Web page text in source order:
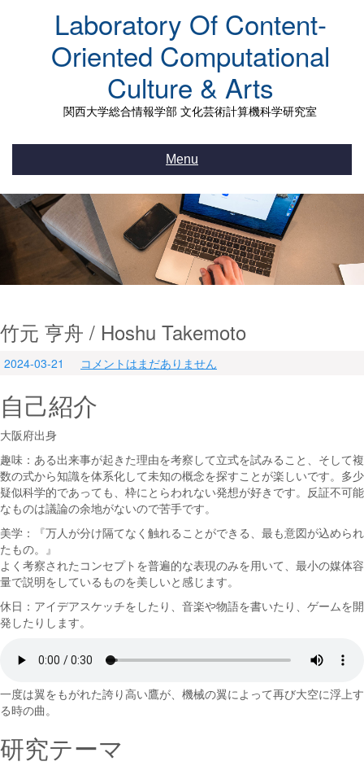
Laboratory Of Content-
Oriented Computational
Culture & Arts
関西大学総合情報学部 文化芸術計算機科学研究室
Menu
竹元 亨舟 / Hoshu Takemoto
2024-03-21 コメントはまだありません
自己紹介
大阪府出身
趣味：ある出来事が起きた理由を考察して立式を試みること、そして複
数の式から知識を体系化して未知の概念を探すことが楽しいです。多少
疑似科学的であっても、枠にとらわれない発想が好きです。反証不可能
なものは議論の余地がないので苦手です。
美学：『万人が分け隔てなく触れることができる、最も意図が込められ
たもの。』
よく考察されたコンセプトを普遍的な表現のみを用いて、最小の媒体容
量で説明をしているものを美しいと感じます。
休日：アイデアスケッチをしたり、音楽や物語を書いたり、ゲームを開
発したりします。
一度は翼をもがれた誇り高い鷹が、機械の翼によって再び大空に浮上す
る時の曲。
研究テーマ